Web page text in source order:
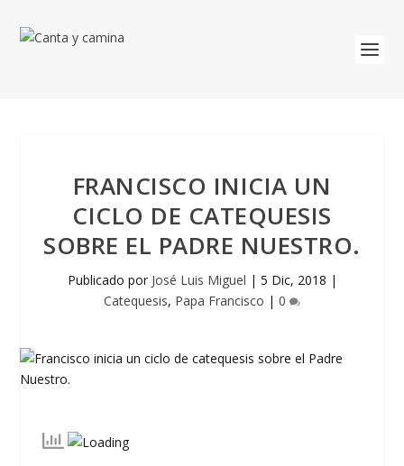
FRANCISCO INICIA UN
CICLO DE CATEQUESIS
SOBRE EL PADRE NUESTRO.
Publicado por José Luis Miguel | 5 Dic, 2018 |
Catequesis, Papa Francisco | 0